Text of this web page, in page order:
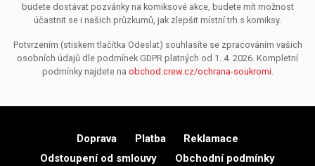
budete dostávat pozvánky na komiksové akce, budete mít možnost
účastnit se i našich průzkumů, jak zlepšit místní trh s komiksy.
Potvrzením (stiskem tlačítka Odeslat) souhlasíte se zpracováním vašich
osobních údajů dle podmínek GDPR platných od 1. 4. 2026. Kompletní
podmínky najdete na obchod.crew.cz/ochrana-soukromi.
Doprava Platba
Reklamace
Odstoupení od smlouvy
Obchodní podmínky